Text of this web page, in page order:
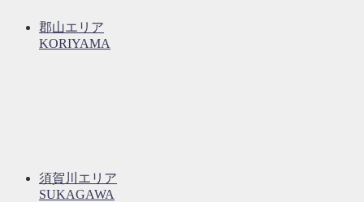
郡山エリア
KORIYAMA
須賀川エリア
SUKAGAWA